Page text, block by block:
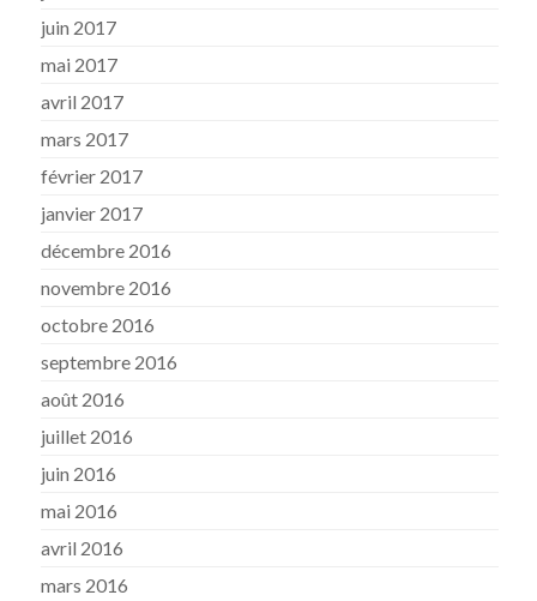
juin 2017
mai 2017
avril 2017
mars 2017
février 2017
janvier 2017
décembre 2016
novembre 2016
octobre 2016
septembre 2016
août 2016
juillet 2016
juin 2016
mai 2016
avril 2016
mars 2016